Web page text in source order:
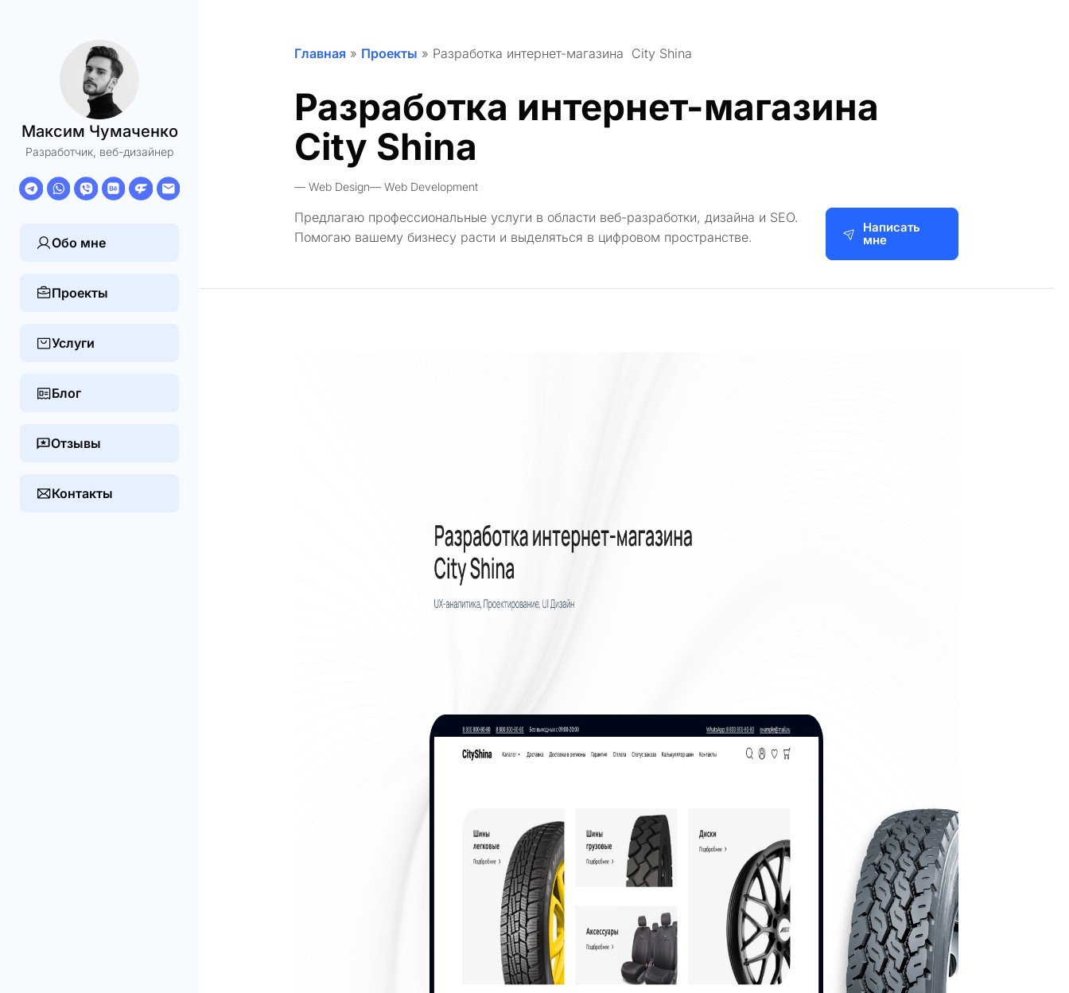
Максим Чумаченко
Разработчик, веб-дизайнер
Обо мне
Проекты
Услуги
Блог
Отзывы
Контакты
Главная » Проекты » Разработка интернет-магазина City Shina
Разработка интернет-магазина
City Shina
Web Design Web Development
Предлагаю профессиональные услуги в области веб-разработки, дизайна и SEO.
Помогаю вашему бизнесу расти и выделяться в цифровом пространстве.
Написать
мне